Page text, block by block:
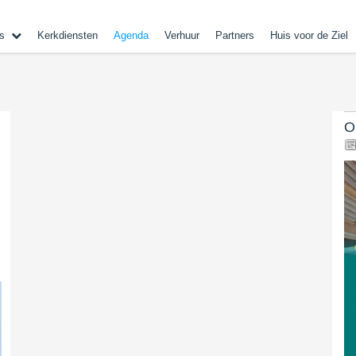
Kerkdiensten Agenda Verhuur Partners Huis voor de Ziel